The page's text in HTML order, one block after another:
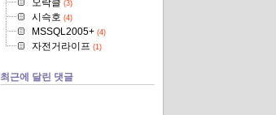
오락클 (3)
시슥호 (4)
MSSQL2005+(4)
자전거라이프 (1)
최근에 달린 댓글